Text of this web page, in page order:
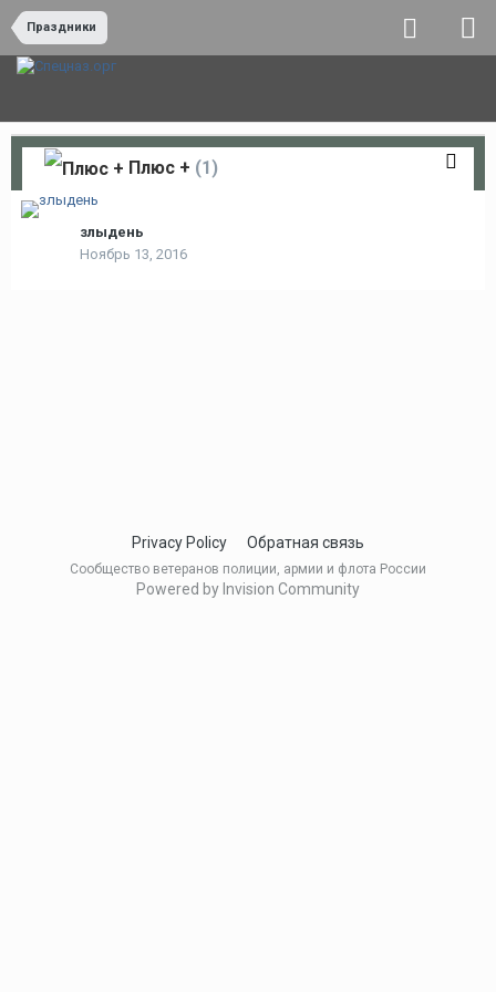
Праздники
Плюс + (1)
злыдень
Ноябрь 13, 2016
Privacy Policy Обратная связь
Сообщество ветеранов полиции, армии и флота России
Powered by Invision Community